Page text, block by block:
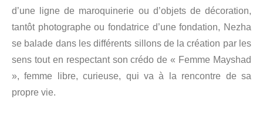
d’une ligne de maroquinerie ou d’objets de décoration,
tantôt photographe ou fondatrice d’une fondation, Nezha
se balade dans les différents sillons de la création par les
sens tout en respectant son crédo de « Femme Mayshad
», femme libre, curieuse, qui va à la rencontre de sa
propre vie.